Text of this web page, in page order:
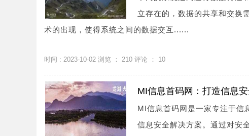
立存在的，数据的共享和交换
术的出现，使得系统之间的数据交互......
时间 : 2023-10-02 浏览 ： 210 评论 ： 10
MI信息首码网：打造信息
MI信息首码网是一家专注于信
信息安全解决方案。通过对安